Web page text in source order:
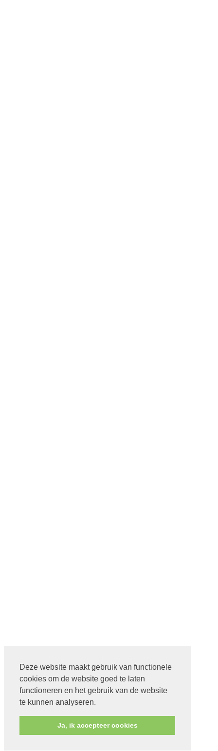
Deze website maakt gebruik van functionele
cookies om de website goed te laten
functioneren en het gebruik van de website
te kunnen analyseren.
Ja, ik accepteer cookies